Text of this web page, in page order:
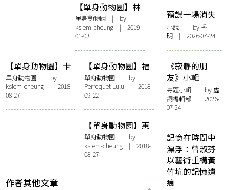
【單身動物園】林
逋：仙氣宅男無愛
書
單身動物園 | by
ksiem-cheung | 2019-
01-03
【單身動物園】福
婁拜：愛一個人就
該避而不見
單身動物園| by
Perroquet Lulu | 2018-
09-22
【單身動物園】卡
夫卡：孤獨是對我
巨大的誘惑
單身動物園 | by
ksiem-cheung | 2018-
08-27
【單身動物園】惠
特曼︰我愛自己的
肉體多於他人
單身動物園| by
ksiem-cheung| 2018-
08-27
作者其他文章
預謀一場消失
小說 | by 季
明 | 2026-07-24
《寂靜的朋
友》小輯
專題小輯 | by 虛
詞編輯部 | 2026-
07-24
記憶在時間中
漂浮：曾淑芬
以藝術重構黃
竹坑的記憶遺
痕